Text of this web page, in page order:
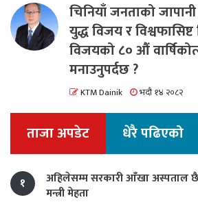
चिनियाँ जनताको
युद्ध विजय र विश्वफासिष्ट
विजयको ८० औं
मनाउनुपर्दछ ?
KTM Dainik भदौ १४ २०८२
ताजा अपडेट धेरै पढिएको
१
अहिलेसम्म सरकारी आँखा अस्पताल
मन्त्री मेहता